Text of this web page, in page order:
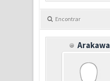
Encontrar
Arakawa